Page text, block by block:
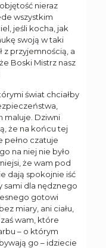
nieraz
wszystkim
jeśli kocha, jak
swoją w taki
z przyjemnością, a
Boski Mistrz nasz
świat chciałby
maluje. Dziwni
że na końcu tej
pełno czatuje
na niej nie było
że wam pod
dają spokojnie iść
sami dla nędznego
gotowi
miary, ani ciału,
wam, które
– o którym
go – idziecie